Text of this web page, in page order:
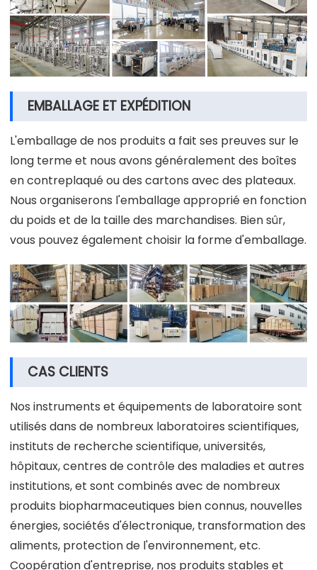
EMBALLAGE ET EXPÉDITION
L'emballage de nos produits a fait ses preuves sur le
long terme et nous avons généralement des boîtes
en contreplaqué ou des cartons avec des plateaux.
Nous organiserons l'emballage approprié en fonction
du poids et de la taille des marchandises. Bien sûr,
vous pouvez également choisir la forme d'emballage.
CAS CLIENTS
Nos instruments et équipements de laboratoire sont
utilisés dans de nombreux laboratoires scientifiques,
instituts de recherche scientifique, universités,
hôpitaux, centres de contrôle des maladies et autres
institutions, et sont combinés avec de nombreux
produits biopharmaceutiques bien connus, nouvelles
énergies, sociétés d'électronique, transformation des
aliments, protection de l'environnement, etc.
Coopération d'entreprise, nos produits stables et